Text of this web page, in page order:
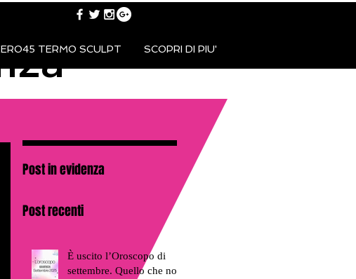
TERMO SCULPT SCOPRI DI PIU'
Post in evidenza
Post recenti
È uscito l’Oroscopo di
settembre. Quello che non